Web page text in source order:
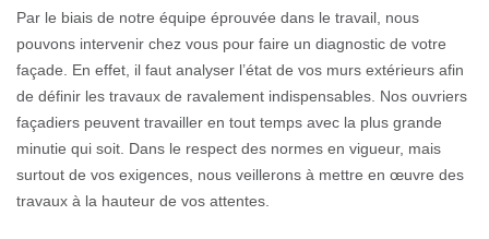
Par le biais de notre équipe éprouvée dans le travail, nous
pouvons intervenir chez vous pour faire un diagnostic de votre
façade. En effet, il faut analyser l’état de vos murs extérieurs afin
de définir les travaux de ravalement indispensables. Nos ouvriers
façadiers peuvent travailler en tout temps avec la plus grande
minutie qui soit. Dans le respect des normes en vigueur, mais
surtout de vos exigences, nous veillerons à mettre en œuvre des
travaux à la hauteur de vos attentes.